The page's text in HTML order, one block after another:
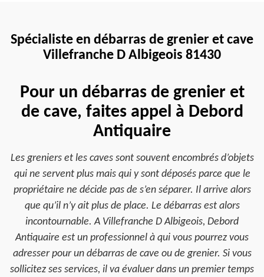
Spécialiste en débarras de grenier et cave
Villefranche D Albigeois 81430
Pour un débarras de grenier et
de cave, faites appel à Debord
Antiquaire
Les greniers et les caves sont souvent encombrés d’objets
qui ne servent plus mais qui y sont déposés parce que le
propriétaire ne décide pas de s’en séparer. Il arrive alors
que qu’il n’y ait plus de place. Le débarras est alors
incontournable. A Villefranche D Albigeois, Debord
Antiquaire est un professionnel à qui vous pourrez vous
adresser pour un débarras de cave ou de grenier. Si vous
sollicitez ses services, il va évaluer dans un premier temps